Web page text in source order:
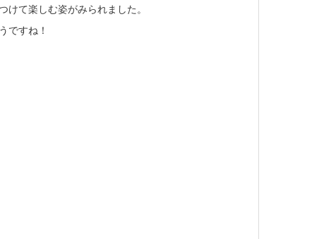
て楽しむ姿がみられました。
ですね！